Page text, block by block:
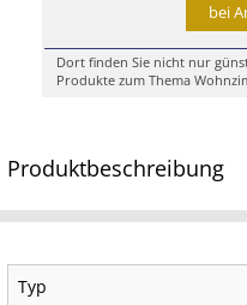
bei
Dort finden Sie nicht nur
Produkte zum Thema
Produktbeschreibung
Typ